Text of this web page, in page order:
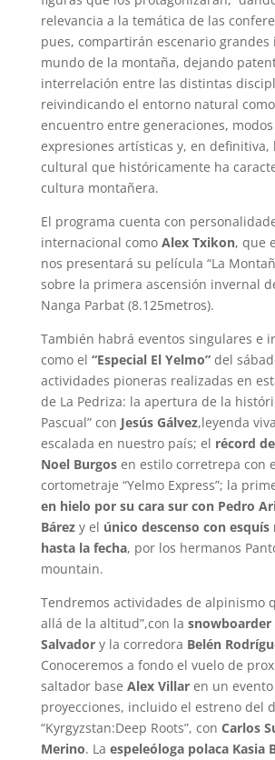
relevancia a la temática de las
pues, compartirán escenario grandes
mundo de la montaña, dejando
interrelación entre las distintas
reivindicando el entorno natural
encuentro entre generaciones,
expresiones artísticas y, en definitiva,
cultural que históricamente ha
cultura montañera.
El programa cuenta con
internacional como Alex Txikon, que
nos presentará su película “La
sobre la primera ascensión invernal
Nanga Parbat (8.125metros).
También habrá eventos singulares e
como el “Especial El Yelmo”del
actividades pioneras realizadas en
de La Pedriza: la apertura de la
Pascual” con Jesús Gálvez,leyenda
escalada en nuestro país; el récord
Noel Burgosen estilo corretrepa con
cortometraje “Yelmo Express”; la
en hielo por su cara sur con Pedro
Bárezy el único descenso con esquís
hasta la fecha, por los hermanos
mountain.
Tendremos actividades de alpinismo
allá de la altitud”,con la snowboarder
Salvadory la corredora Belén
Conoceremos a fondo el vuelo de
saltador base Alex Villaren un evento
proyecciones, incluido el estreno del
“Kyrgyzstan:Deep Roots”, con Carlos
Merino. La espeleóloga polaca Kasia